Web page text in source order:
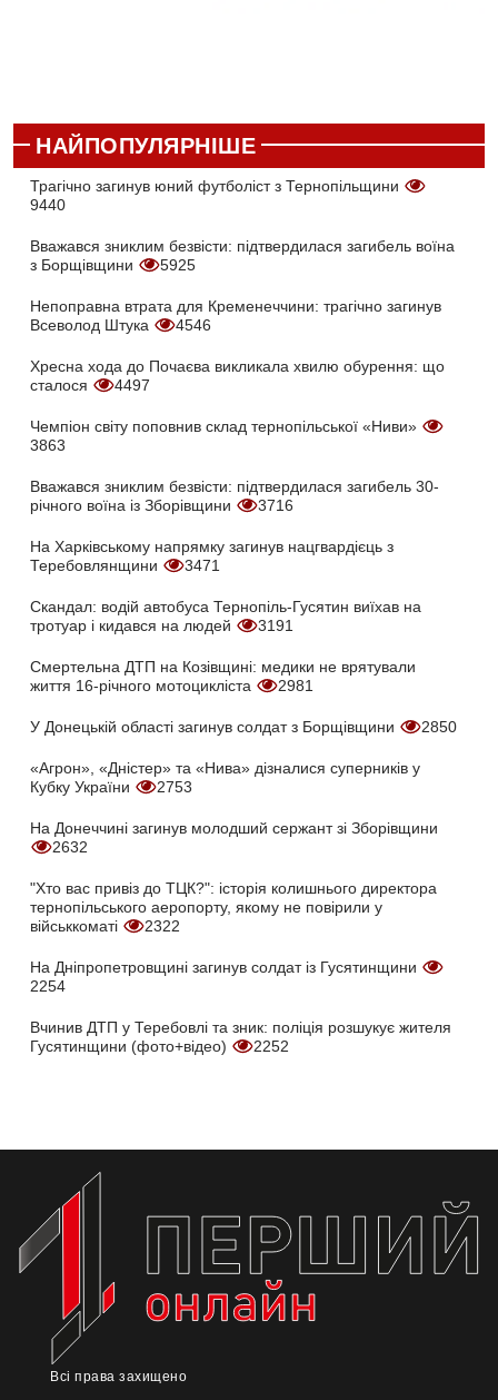
НАЙПОПУЛЯРНІШЕ
Трагічно загинув юний футболіст з Тернопільщини
9440
Вважався зниклим безвісти: підтвердилася загибель воїна
з Борщівщини
5925
Непоправна втрата для Кременеччини: трагічно загинув
Всеволод Штука
4546
Хресна хода до Почаєва викликала хвилю обурення: що
сталося
4497
Чемпіон світу поповнив склад тернопільської «Ниви»
3863
Вважався зниклим безвісти: підтвердилася загибель 30-
річного воїна із Зборівщини
3716
На Харківському напрямку загинув нацгвардієць з
Теребовлянщини
3471
Скандал: водій автобуса Тернопіль-Гусятин виїхав на
тротуар і кидався на людей
3191
Смертельна ДТП на Козівщині: медики не врятували
життя 16-річного мотоцикліста
2981
У Донецькій області загинув солдат з Борщівщини 2850
«Агрон», «Дністер» та «Нива» дізналися суперників у
Кубку України
2753
На Донеччині загинув молодший сержант зі Зборівщини
2632
"Хто вас привіз до ТЦК?": історія колишнього директора
тернопільського аеропорту, якому не повірили у
військкоматі
2322
На Дніпропетровщині загинув солдат із Гусятинщини
2254
Вчинив ДТП у Теребовлі та зник: поліція розшукує жителя
Гусятинщини (фото+відео)
2252
Всі права захищено